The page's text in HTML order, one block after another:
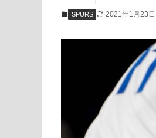
SPURS 2021年1月23日